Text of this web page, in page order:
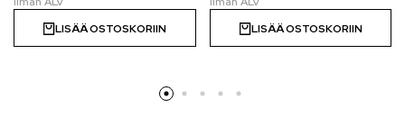
LISÄÄ OSTOSKORIIN LISÄÄ OSTOSKORIIN